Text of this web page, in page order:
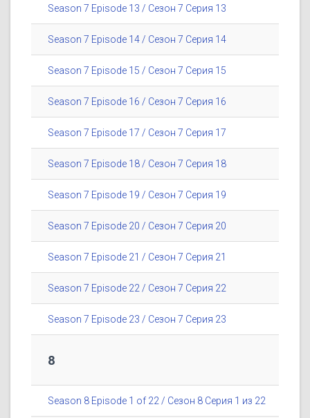
Season 7 Episode 13 / Сезон 7 Серия 13
Season 7 Episode 14 / Сезон 7 Серия 14
Season 7 Episode 15 / Сезон 7 Серия 15
Season 7 Episode 16 / Сезон 7 Серия 16
Season 7 Episode 17 / Сезон 7 Серия 17
Season 7 Episode 18 / Сезон 7 Серия 18
Season 7 Episode 19 / Сезон 7 Серия 19
Season 7 Episode 20 / Сезон 7 Серия 20
Season 7 Episode 21 / Сезон 7 Серия 21
Season 7 Episode 22 / Сезон 7 Серия 22
Season 7 Episode 23 / Сезон 7 Серия 23
8
Season 8 Episode 1 of 22 / Сезон 8 Серия 1 из 22